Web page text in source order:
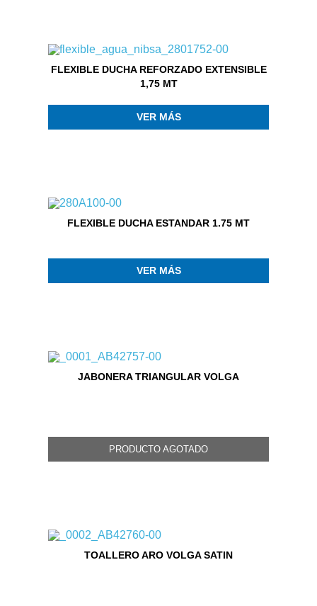
FLEXIBLE DUCHA REFORZADO EXTENSIBLE
1,75 MT
VER MÁS
FLEXIBLE DUCHA ESTANDAR 1.75 MT
VER MÁS
JABONERA TRIANGULAR VOLGA
PRODUCTO AGOTADO
TOALLERO ARO VOLGA SATIN